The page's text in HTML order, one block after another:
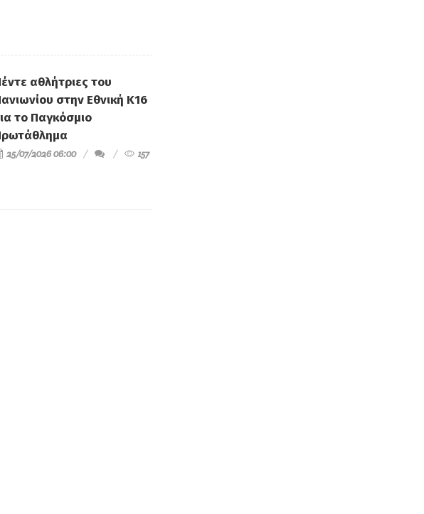
αθλήτριες του
στην Εθνική Κ16
το Παγκόσμιο
25/07/2026 06:00 157